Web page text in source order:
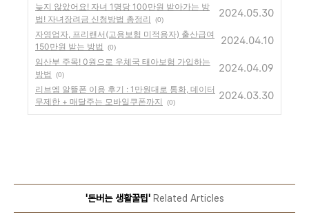
늦지 않았어요! 자녀 1명당 100만원 받아가는 방
법! 자녀장려금 신청방법 총정리
(0)
2024.05.30
자영업자, 프리랜서(고용보험 미적용자) 출산급여
150만원 받는 방법
(0)
2024.04.10
임산부 주목! 0원으로 우체국 태아보험 가입하는
방법
(0)
2024.04.09
리브엠 알뜰폰 이용 후기 : 1만원대로 통화, 데이터
무제한 + 매달주는 모바일쿠폰까지
(0)
2024.03.30
'돈버는 생활꿀팁'Related Articles